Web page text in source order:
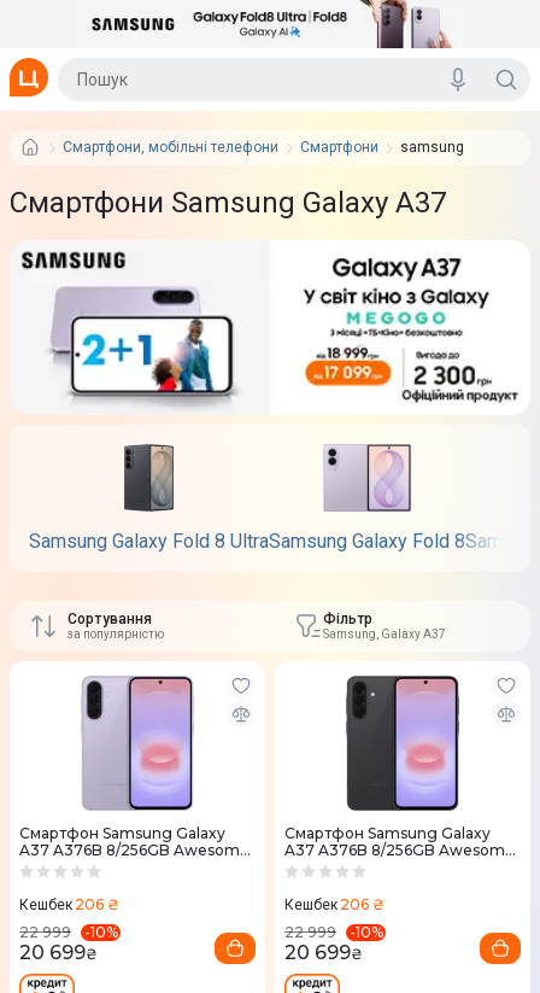
Смартфони, мобільні телефони Смартфони samsung
Смартфони Samsung Galaxy A37
Samsung Galaxy Fold 8 UltraSamsung Galaxy Fold 8
Сортування
за популярністю
Фільтр
Samsung, Galaxy A37
Смартфон Samsung Galaxy
A37 A376B 8/256GB Awesome
Lavender (SM-A376BLVGEUC)
Кешбек 206 ₴
22 999
-10%
20 699₴
Смартфон Samsung Galaxy
A37 A376B 8/256GB Awesome
Chari (SM-A376BZAGEUC)
Кешбек 206 ₴
22 999
-10%
20 699₴